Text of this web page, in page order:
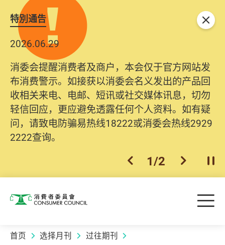
特別通告
2026.06.29
消委会提醒消费者及商户，本会仅于官方网站发
布消费警示。如接获以消委会名义发出的产品回
收相关来电、电邮、短讯或社交媒体讯息，切勿
轻信回应，更应避免透露任何个人资料。如有疑
问，请致电防骗易热线18222或消委会热线2929
2222查询。
上一个
1/2 下一个开
关闭
消费者委员会 目
首页 选择月刊 过往期刊